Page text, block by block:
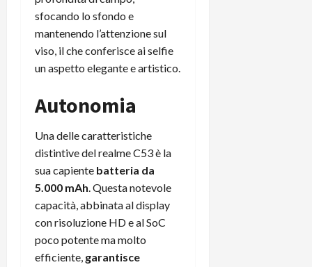
sfocando lo sfondo e
mantenendo l’attenzione sul
viso, il che conferisce ai selfie
un aspetto elegante e artistico.
Autonomia
Una delle caratteristiche
distintive del realme C53 è la
sua capiente batteria da
5.000 mAh. Questa notevole
capacità, abbinata al display
con risoluzione HD e al SoC
poco potente ma molto
efficiente, garantisce